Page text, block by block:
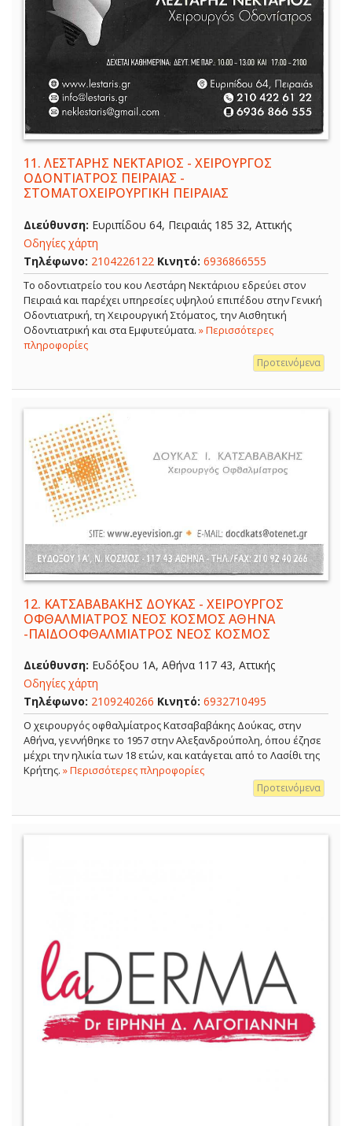
11. ΛΕΣΤΑΡΗΣ ΝΕΚΤΑΡΙΟΣ - ΧΕΙΡΟΥΡΓΟΣ
ΟΔΟΝΤΙΑΤΡΟΣ ΠΕΙΡΑΙΑΣ -
ΣΤΟΜΑΤΟΧΕΙΡΟΥΡΓΙΚΗ ΠΕΙΡΑΙΑΣ
Διεύθυνση: Ευριπίδου 64, Πειραιάς 185 32, Αττικής
Οδηγίες χάρτη
Τηλέφωνο: 2104226122 Κινητό: 6936866555
Το οδοντιατρείο του κου Λεστάρη Νεκτάριου εδρεύει στον
Πειραιά και παρέχει υπηρεσίες υψηλού επιπέδου στην Γενική
Οδοντιατρική, τη Χειρουργική Στόματος, την Αισθητική
Οδοντιατρική και στα Εμφυτεύματα. » Περισσότερες
πληροφορίες
Προτεινόμενα
12. ΚΑΤΣΑΒΑΒΑΚΗΣ ΔΟΥΚΑΣ - ΧΕΙΡΟΥΡΓΟΣ
ΟΦΘΑΛΜΙΑΤΡΟΣ ΝΕΟΣ ΚΟΣΜΟΣ ΑΘΗΝΑ
-ΠΑΙΔΟΟΦΘΑΛΜΙΑΤΡΟΣ ΝΕΟΣ ΚΟΣΜΟΣ
Διεύθυνση: Ευδόξου 1Α, Αθήνα 117 43, Αττικής
Οδηγίες χάρτη
Τηλέφωνο: 2109240266 Κινητό: 6932710495
Ο χειρουργός οφθαλμίατρος Κατσαβαβάκης Δούκας, στην
Αθήνα, γεννήθηκε το 1957 στην Αλεξανδρούπολη, όπου έζησε
μέχρι την ηλικία των 18 ετών, και κατάγεται από το Λασίθι της
Κρήτης. » Περισσότερες πληροφορίες
Προτεινόμενα